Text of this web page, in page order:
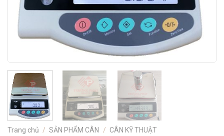
Trang chủ / SẢN PHẨM CÂN / CÂN KỸ THUẬT